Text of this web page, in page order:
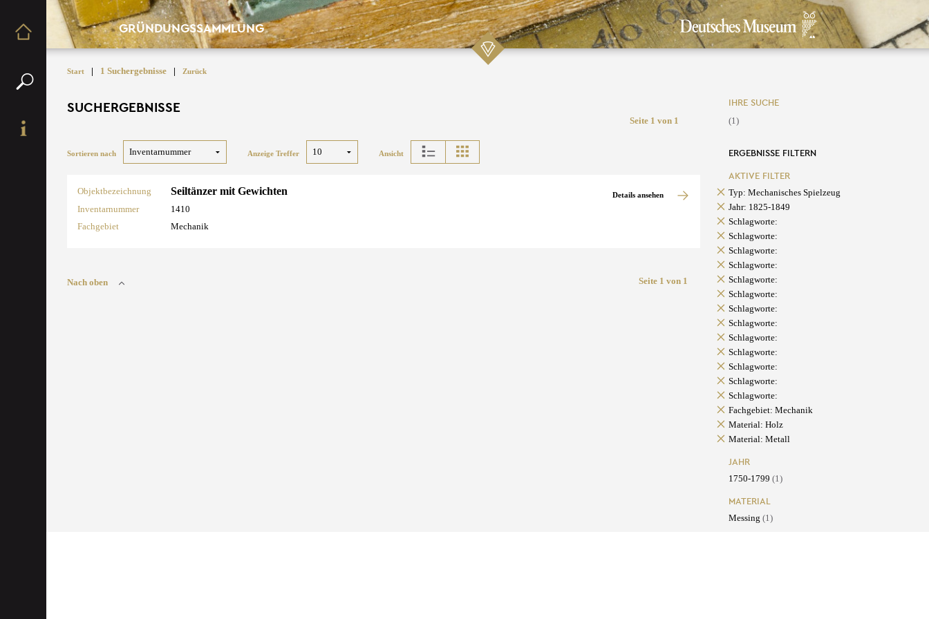
GRÜNDUNGSSAMMLUNG
Start | 1 Suchergebnisse | Zurück
SUCHERGEBNISSE
Seite 1 von 1
Sortieren nach Anzeige Treffer Ansicht
Objektbezeichnung Seiltänzer mit Gewichten
Inventarnummer
1410
Fachgebiet
Mechanik
Details ansehen
Nach oben Seite 1 von 1
IHRE SUCHE
(1)
ERGEBNISSE FILTERN
AKTIVE FILTER
Typ: Mechanisches Spielzeug
Jahr: 1825-1849
Schlagworte:
Schlagworte:
Schlagworte:
Schlagworte:
Schlagworte:
Schlagworte:
Schlagworte:
Schlagworte:
Schlagworte:
Schlagworte:
Schlagworte:
Schlagworte:
Schlagworte:
Fachgebiet: Mechanik
Material: Holz
Material: Metall
JAHR
1750-1799 (1)
MATERIAL
Messing (1)